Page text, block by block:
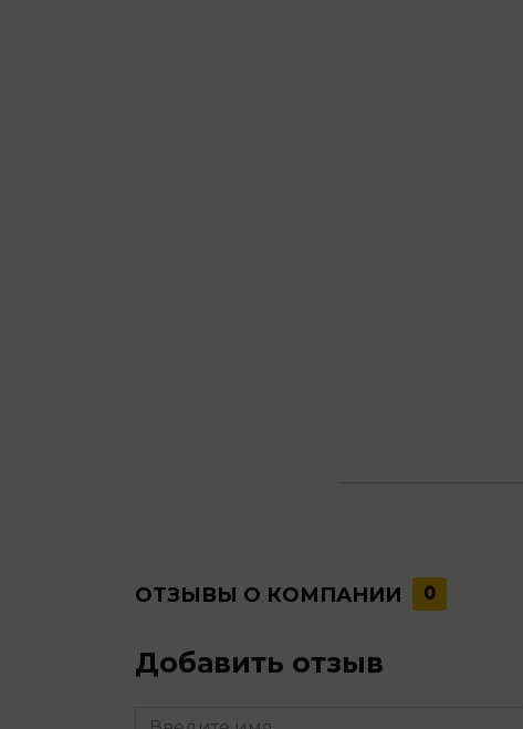
ОТЗЫВЫ О КОМПАНИИ 0
Добавить отзыв